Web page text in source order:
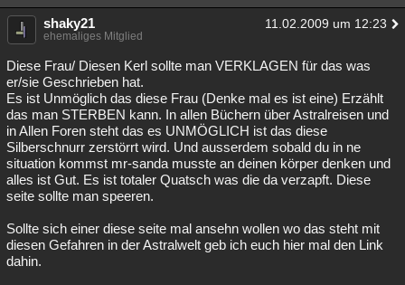
shaky21 11.02.2009 um 12:23
ehemaliges Mitglied
Diese Frau/ Diesen Kerl sollte man VERKLAGEN für das was
er/sie Geschrieben hat.
Es ist Unmöglich das diese Frau (Denke mal es ist eine) Erzählt
das man STERBEN kann. In allen Büchern über Astralreisen und
in Allen Foren steht das es UNMÖGLICH ist das diese
Silberschnurr zerstörrt wird. Und ausserdem sobald du in ne
situation kommst mr-sanda musste an deinen körper denken und
alles ist Gut. Es ist totaler Quatsch was die da verzapft. Diese
seite sollte man speeren.
Sollte sich einer diese seite mal ansehn wollen wo das steht mit
diesen Gefahren in der Astralwelt geb ich euch hier mal den Link
dahin.